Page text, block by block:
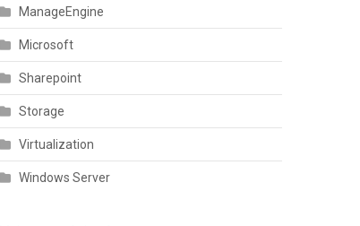
ManageEngine
Microsoft
Sharepoint
Storage
Virtualization
Windows Server